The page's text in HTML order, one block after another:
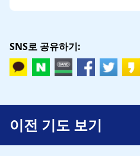
SNS로 공유하기:
이전 기도 보기